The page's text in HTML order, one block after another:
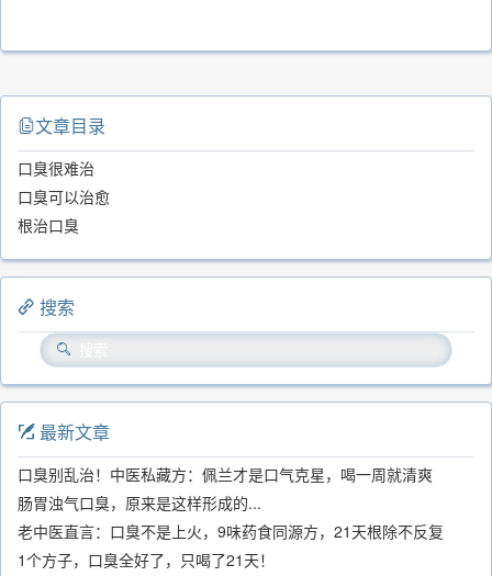
文章目录
口臭很难治
口臭可以治愈
根治口臭
搜索
最新文章
口臭别乱治！中医私藏方：佩兰才是口气克星，喝一周就清爽
肠胃浊气口臭，原来是这样形成的...
老中医直言：口臭不是上火，9味药食同源方，21天根除不反复
1个方子，口臭全好了，只喝了21天！